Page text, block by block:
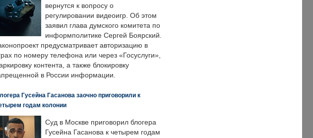
вернутся к вопросу о
регулировании видеоигр. Об этом
заявил глава думского комитета по
информполитике Сергей Боярский.
предусматривает авторизацию в
по номеру телефона или через «Госуслуги»,
контента, а также блокировку
в России информации.
Гусейна Гасанова заочно приговорили к
годам колонии
Суд в Москве приговорил блогера
Гусейна Гасанова к четырем годам